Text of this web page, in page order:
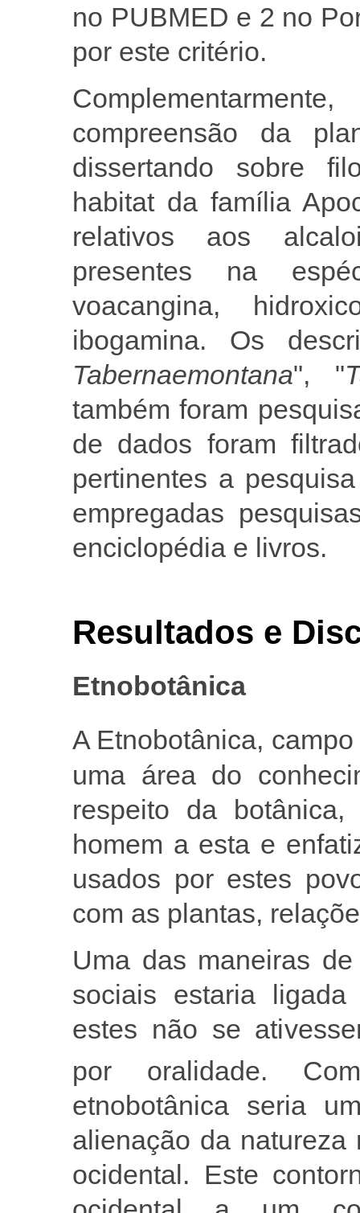
no PUBMED e 2 no
por este critério.
compreensão da
dissertando sobre
habitat da família
relativos aos
presentes na
voacangina,
ibogamina. Os
Tabernaemontana", "
também foram
de dados foram
pertinentes a
empregadas
enciclopédia e livros.
Resultados e
Etnobotânica
A Etnobotânica,
uma área do
respeito da
homem a esta e
usados por estes
com as plantas,
Uma das maneiras
sociais estaria
estes não se
por oralidade.
etnobotânica seria
alienação da natureza
ocidental. Este